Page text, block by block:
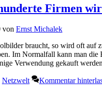
Firmen
von Ernst Michalek
braucht, so wird oft auf
Im Normalfall kann man
Verwendung gekauft
Netzwelt Kommentar